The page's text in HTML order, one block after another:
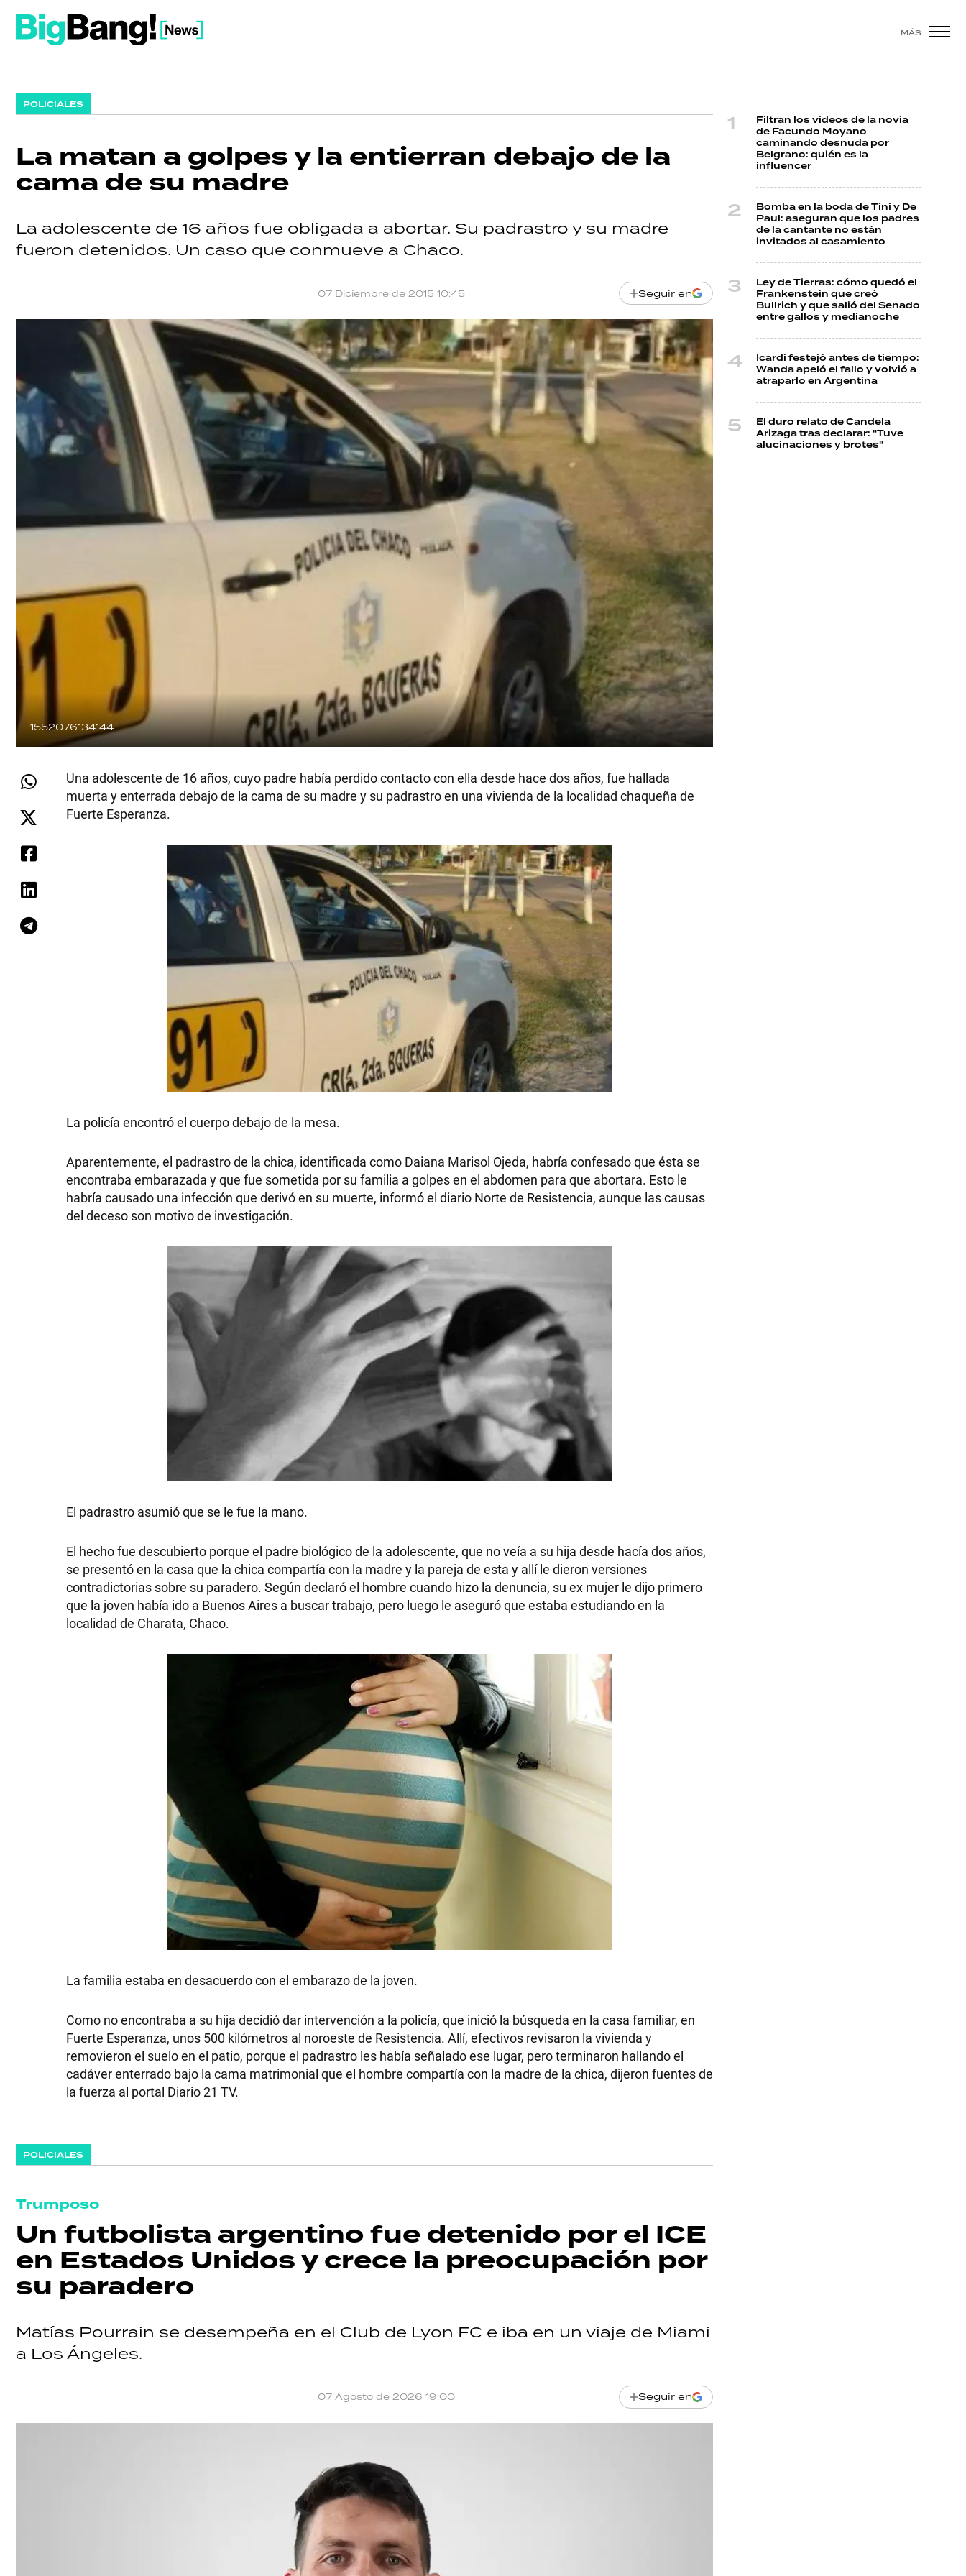
MÁS
POLICIALES
La matan a golpes y la entierran debajo de la
cama de su madre
La adolescente de 16 años fue obligada a abortar. Su padrastro y su madre
fueron detenidos. Un caso que conmueve a Chaco.
07 Diciembre de 2015 10:45 Seguir en
1552076134144
Una adolescente de 16 años, cuyo padre había perdido contacto con ella desde hace dos años, fue hallada
muerta y enterrada debajo de la cama de su madre y su padrastro en una vivienda de la localidad chaqueña de
Fuerte Esperanza.
La policía encontró el cuerpo debajo de la mesa.
Aparentemente, el padrastro de la chica, identificada como Daiana Marisol Ojeda, habría confesado que ésta se
encontraba embarazada y que fue sometida por su familia a golpes en el abdomen para que abortara. Esto le
habría causado una infección que derivó en su muerte, informó el diario Norte de Resistencia, aunque las causas
del deceso son motivo de investigación.
El padrastro asumió que se le fue la mano.
El hecho fue descubierto porque el padre biológico de la adolescente, que no veía a su hija desde hacía dos años,
se presentó en la casa que la chica compartía con la madre y la pareja de esta y allí le dieron versiones
contradictorias sobre su paradero. Según declaró el hombre cuando hizo la denuncia, su ex mujer le dijo primero
que la joven había ido a Buenos Aires a buscar trabajo, pero luego le aseguró que estaba estudiando en la
localidad de Charata, Chaco.
La familia estaba en desacuerdo con el embarazo de la joven.
Como no encontraba a su hija decidió dar intervención a la policía, que inició la búsqueda en la casa familiar, en
Fuerte Esperanza, unos 500 kilómetros al noroeste de Resistencia. Allí, efectivos revisaron la vivienda y
removieron el suelo en el patio, porque el padrastro les había señalado ese lugar, pero terminaron hallando el
cadáver enterrado bajo la cama matrimonial que el hombre compartía con la madre de la chica, dijeron fuentes de
la fuerza al portal Diario 21 TV.
POLICIALES
Trumposo
Un futbolista argentino fue detenido por el ICE
en Estados Unidos y crece la preocupación por
su paradero
Matías Pourrain se desempeña en el Club de Lyon FC e iba en un viaje de Miami
a Los Ángeles.
07 Agosto de 2026 19:00 Seguir en
Filtran los videos de la novia
de Facundo Moyano
caminando desnuda por
Belgrano: quién es la
influencer
Bomba en la boda de Tini y De
Paul: aseguran que los padres
de la cantante no están
invitados al casamiento
Ley de Tierras: cómo quedó el
Frankenstein que creó
Bullrich y que salió del Senado
entre gallos y medianoche
Icardi festejó antes de tiempo:
Wanda apeló el fallo y volvió a
atraparlo en Argentina
El duro relato de Candela
Arizaga tras declarar: "Tuve
alucinaciones y brotes"
POLÍTICA
ACTUALIDAD
POLICIALES
ECONOMÍA
DEPORTES
TECNOLOGÍA
RECETAS
PALABRAS
HORÓSCOPO